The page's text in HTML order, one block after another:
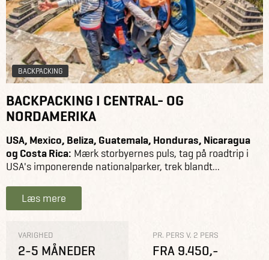
BACKPACKING
BACKPACKING I CENTRAL- OG
NORDAMERIKA
USA, Mexico, Beliza, Guatemala, Honduras, Nicaragua
og Costa Rica: Mærk storbyernes puls, tag på roadtrip i
USA's imponerende nationalparker, trek blandt...
Læs mere
VARIGHED
2-5 MÅNEDER
PR. PERS V. 2 PERS
FRA 9.450,-